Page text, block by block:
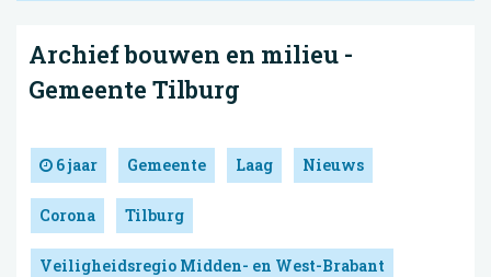
Archief bouwen en milieu -
Gemeente Tilburg
6 jaar Gemeente Laag Nieuws
Corona Tilburg
Veiligheidsregio Midden- en West-Brabant